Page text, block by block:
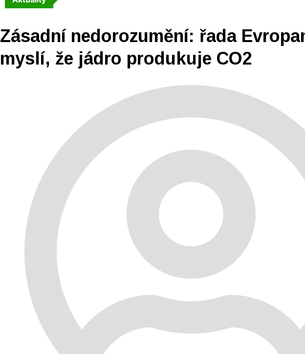
Zásadní nedorozumění: řada
myslí, že jádro produkuje CO2